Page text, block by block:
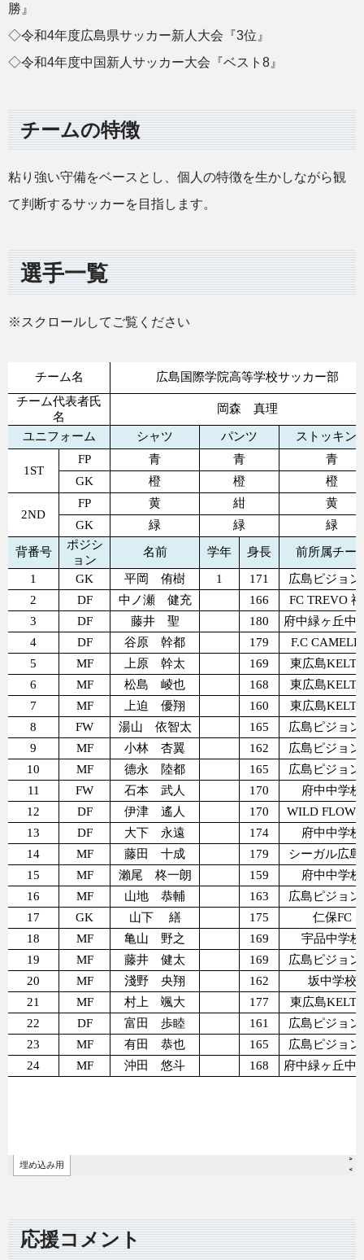
勝』
◇令和4年度広島県サッカー新人大会『3位』
◇令和4年度中国新人サッカー大会『ベスト8』
チームの特徴
粘り強い守備をベースとし、個人の特徴を生かしながら観
て判断するサッカーを目指します。
選手一覧
※スクロールしてご覧ください
応援コメント